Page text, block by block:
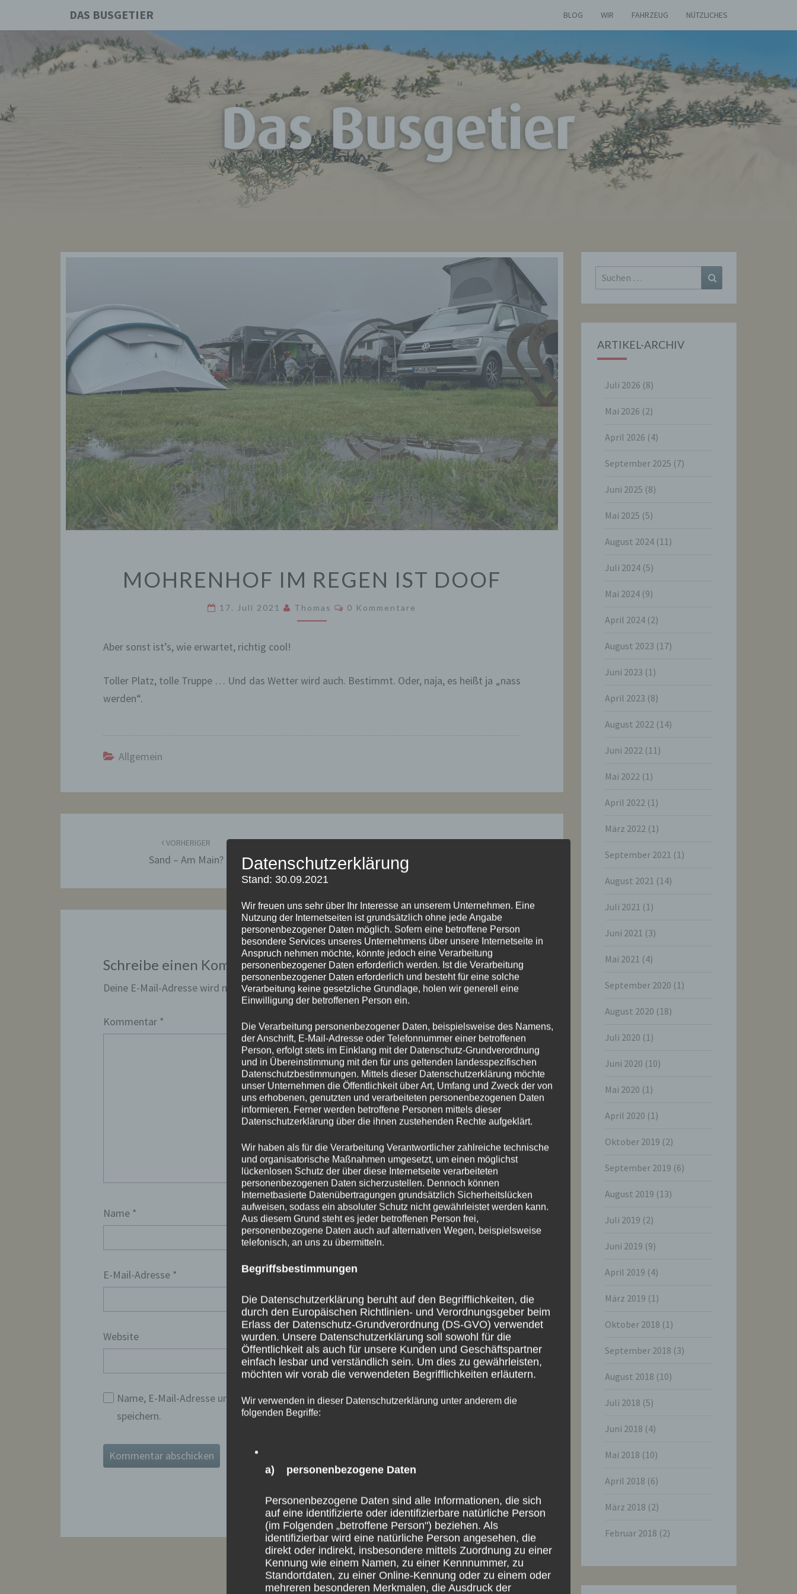
DAS BUSGETIER BLOG WIR FAHRZEUG NÜTZLICHES
DAS
BUSGETIER
Unterwegs
Mit Mr. Vu
IM
MOHRENHOF IM REGEN IST DOOF
17. Juli 2021 Thomas Kommentare
0 Kommentare
Aber sonst ist’s, wie erwartet, richtig cool!
Toller Platz, tolle Truppe … Und das Wetter wird auch. Bestimmt. Oder, naja, es heißt ja „nass
werden“.
Allgemein
VORHERIGER
Sand – Am Main?
NÄCHSTER
Ein Hauch Von … Nichts?
Schreibe einen Kommentar
Deine E-Mail-Adresse wird nicht veröffentlicht. Erforderliche Felder sind mit*markiert
Kommentar *
Name *
E-Mail-Adresse *
Website
Name, E-Mail-Adresse und Website in diesem Browser für meinen nächsten Kommentar
speichern.
Suchen
nach:
ARTIKEL-ARCHIV
Juli 2026 (8)
Mai 2026 (2)
April 2026 (4)
September 2025 (7)
Juni 2025 (8)
Mai 2025 (5)
August 2024(11)
Juli 2024(5)
Mai 2024(9)
April 2024(2)
August 2023 (17)
Juni 2023 (1)
April 2023 (8)
August 2022(14)
Juni 2022(11)
Mai 2022(1)
April 2022(1)
März 2022(1)
September 2021 (1)
August 2021 (14)
Juli 2021 (1)
Juni 2021 (3)
Mai 2021 (4)
September 2020 (1)
August 2020 (18)
Juli 2020 (1)
Juni 2020 (10)
Mai 2020 (1)
April 2020 (1)
Oktober 2019 (2)
September 2019 (6)
August 2019 (13)
Juli 2019 (2)
Juni 2019 (9)
April 2019 (4)
März 2019 (1)
Oktober 2018 (1)
September 2018 (3)
August 2018 (10)
Juli 2018 (5)
Juni 2018 (4)
Mai 2018 (10)
April 2018 (6)
März 2018 (2)
Februar 2018 (2)
Datenschutzerklärung
Stand: 30.09.2021
Wir freuen uns sehr über Ihr Interesse an unserem Unternehmen. Eine
Nutzung der Internetseiten ist grundsätzlich ohne jede Angabe
personenbezogener Daten möglich. Sofern eine betroffene Person
besondere Services unseres Unternehmens über unsere Internetseite in
Anspruch nehmen möchte, könnte jedoch eine Verarbeitung
personenbezogener Daten erforderlich werden. Ist die Verarbeitung
personenbezogener Daten erforderlich und besteht für eine solche
Verarbeitung keine gesetzliche Grundlage, holen wir generell eine
Einwilligung der betroffenen Person ein.
Die Verarbeitung personenbezogener Daten, beispielsweise des Namens,
der Anschrift, E-Mail-Adresse oder Telefonnummer einer betroffenen
Person, erfolgt stets im Einklang mit der Datenschutz-Grundverordnung
und in Übereinstimmung mit den für uns geltenden landesspezifischen
Datenschutzbestimmungen. Mittels dieser Datenschutzerklärung möchte
unser Unternehmen die Öffentlichkeit über Art, Umfang und Zweck der von
uns erhobenen, genutzten und verarbeiteten personenbezogenen Daten
informieren. Ferner werden betroffene Personen mittels dieser
Datenschutzerklärung über die ihnen zustehenden Rechte aufgeklärt.
Wir haben als für die Verarbeitung Verantwortlicher zahlreiche technische
und organisatorische Maßnahmen umgesetzt, um einen möglichst
lückenlosen Schutz der über diese Internetseite verarbeiteten
personenbezogenen Daten sicherzustellen. Dennoch können
Internetbasierte Datenübertragungen grundsätzlich Sicherheitslücken
aufweisen, sodass ein absoluter Schutz nicht gewährleistet werden kann.
Aus diesem Grund steht es jeder betroffenen Person frei,
personenbezogene Daten auch auf alternativen Wegen, beispielsweise
telefonisch, an uns zu übermitteln.
Begriffsbestimmungen
Die Datenschutzerklärung beruht auf den Begrifflichkeiten, die
durch den Europäischen Richtlinien- und Verordnungsgeber beim
Erlass der Datenschutz-Grundverordnung (DS-GVO) verwendet
wurden. Unsere Datenschutzerklärung soll sowohl für die
Öffentlichkeit als auch für unsere Kunden und Geschäftspartner
einfach lesbar und verständlich sein. Um dies zu gewährleisten,
möchten wir vorab die verwendeten Begrifflichkeiten erläutern.
Wir verwenden in dieser Datenschutzerklärung unter anderem die
folgenden Begriffe:
a) personenbezogene Daten
Personenbezogene Daten sind alle Informationen, die sich
auf eine identifizierte oder identifizierbare natürliche Person
(im Folgenden „betroffene Person") beziehen. Als
identifizierbar wird eine natürliche Person angesehen, die
direkt oder indirekt, insbesondere mittels Zuordnung zu einer
Kennung wie einem Namen, zu einer Kennnummer, zu
Standortdaten, zu einer Online-Kennung oder zu einem oder
mehreren besonderen Merkmalen, die Ausdruck der